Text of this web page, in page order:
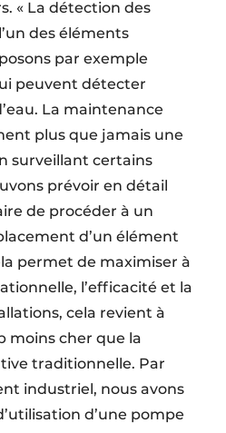
« La détection des
des éléments
par exemple
peuvent détecter
La maintenance
plus que jamais une
surveillant certains
prévoir en détail
de procéder à un
d’un élément
permet de maximiser à
l’efficacité et la
cela revient à
moins cher que la
traditionnelle. Par
industriel, nous avons
d’une pompe